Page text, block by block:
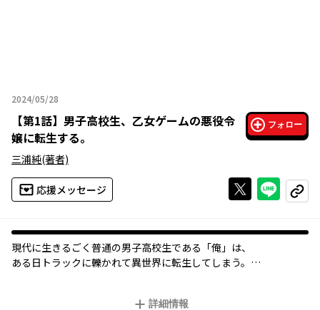
2024/05/28
2024年05月28日
【第1話】 男子高校生、乙女ゲームの悪役令
嬢に転生する。
フォロー
三浦純(著者)
応援メッセージ Xで投稿する
ライン
コピー
現代に生きるごく普通の男子高校生である「俺」は、
ある日トラックに轢かれて異世界に転生してしまう。
詳細情報